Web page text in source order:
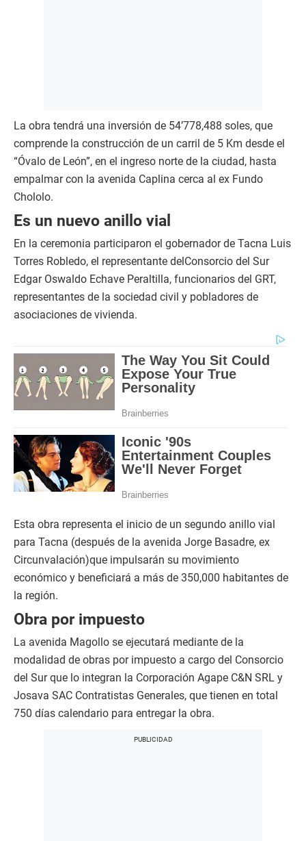
La obra tendrá una inversión de 54’778,488 soles, que
comprende la construcción de un carril de 5 Km desde el
“Óvalo de León”, en el ingreso norte de la ciudad, hasta
empalmar con la avenida Caplina cerca al ex Fundo
Chololo.
Es un nuevo anillo vial
En la ceremonia participaron el gobernador de Tacna Luis
Torres Robledo, el representante delConsorcio del Sur
Edgar Oswaldo Echave Peraltilla, funcionarios del GRT,
representantes de la sociedad civil y pobladores de
asociaciones de vivienda.
Esta obra representa el inicio de un segundo anillo vial
para Tacna (después de la avenida Jorge Basadre, ex
Circunvalación)que impulsarán su movimiento
económico y beneficiará a más de 350,000 habitantes de
la región.
Obra por impuesto
La avenida Magollo se ejecutará mediante de la
modalidad de obras por impuesto a cargo del Consorcio
del Sur que lo integran la Corporación Agape C&N SRL y
Josava SAC Contratistas Generales, que tienen en total
750 días calendario para entregar la obra.